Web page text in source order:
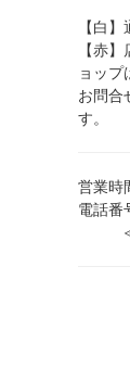
【白
【赤
ョップ
お問合
す。
営業時
電話番
≪通